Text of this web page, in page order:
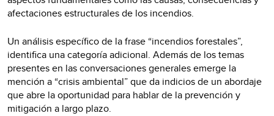
afectaciones estructurales de los incendios.
Un análisis específico de la frase “incendios forestales”,
identifica una categoría adicional. Además de los temas
presentes en las conversaciones generales emerge la
mención a “crisis ambiental” que da indicios de un abordaje
que abre la oportunidad para hablar de la prevención y
mitigación a largo plazo.